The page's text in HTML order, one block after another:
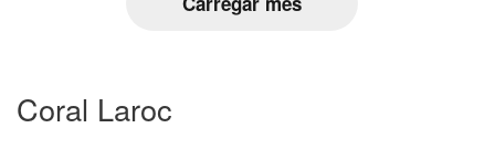
Coral Laroc